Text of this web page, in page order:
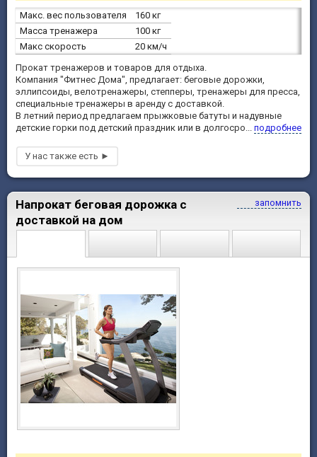
Макс. вес пользователя
160 кг
Масса тренажера
100 кг
Макс скорость
20 км/ч
Прокат тренажеров и товаров для отдыха.
Компания "Фитнес Дома", предлагает: беговые дорожки,
эллипсоиды, велотренажеры, степперы, тренажеры для пресса,
специальные тренажеры в аренду с доставкой.
В летний период предлагаем прыжковые батуты и надувные
детские горки под детский праздник или в долгосро... подробнее
запомнить
Напрокат беговая дорожка с
доставкой на дом